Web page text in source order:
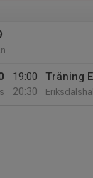
19:00
20:30
Träning